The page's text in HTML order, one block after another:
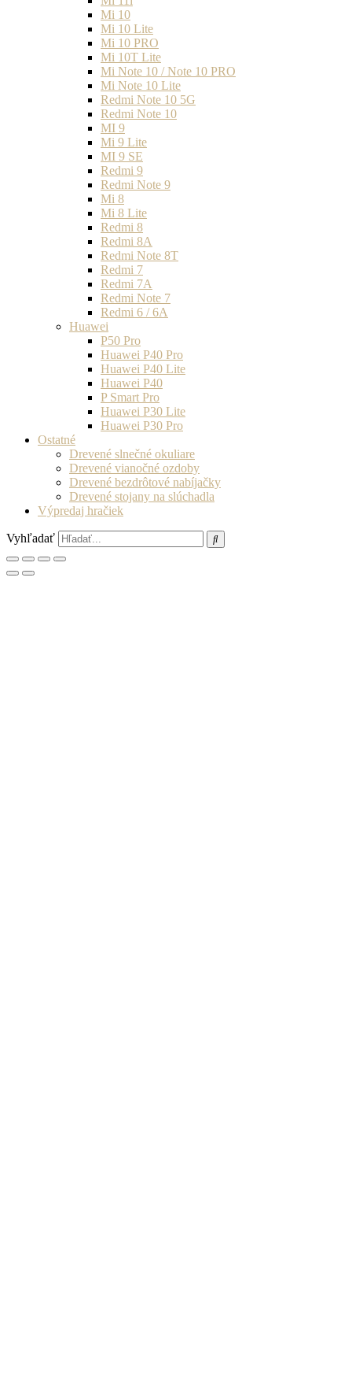
Mi 10
Mi 10 Lite
Mi 10 PRO
Mi 10T Lite
Mi Note 10 / Note 10 PRO
Mi Note 10 Lite
Redmi Note 10 5G
Redmi Note 10
MI 9
Mi 9 Lite
MI 9 SE
Redmi 9
Redmi Note 9
Mi 8
Mi 8 Lite
Redmi 8
Redmi 8A
Redmi Note 8T
Redmi 7
Redmi 7A
Redmi Note 7
Redmi 6 / 6A
Huawei
P50 Pro
Huawei P40 Pro
Huawei P40 Lite
Huawei P40
P Smart Pro
Huawei P30 Lite
Huawei P30 Pro
Ostatné
Drevené slnečné okuliare
Drevené vianočné ozdoby
Drevené bezdrôtové nabíjačky
Drevené stojany na slúchadla
Výpredaj hračiek
Vyhľadať